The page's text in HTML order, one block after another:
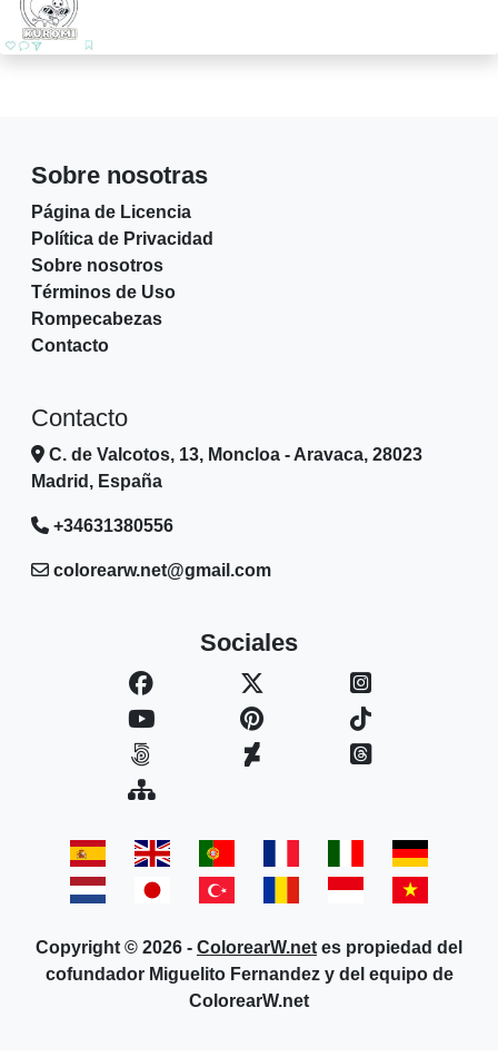
Sobre nosotras
Página de Licencia
Política de Privacidad
Sobre nosotros
Términos de Uso
Rompecabezas
Contacto
Contacto
C. de Valcotos, 13, Moncloa - Aravaca, 28023
Madrid, España
+34631380556
colorearw.net@gmail.com
Sociales
Copyright © 2026 - ColorearW.net es propiedad del
cofundador Miguelito Fernandez y del equipo de
ColorearW.net